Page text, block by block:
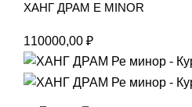
ХАНГ ДРАМ E MINOR
110000,00 ₽